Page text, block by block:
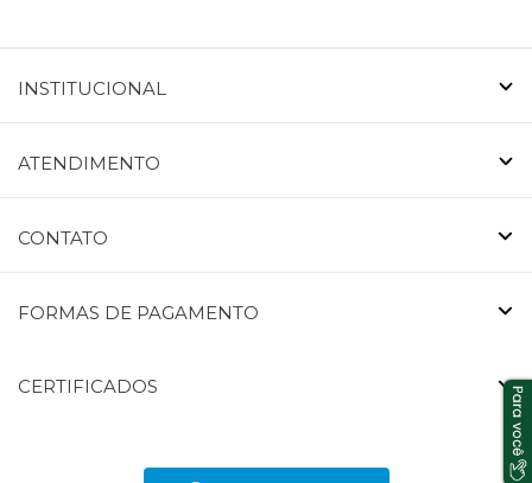
INSTITUCIONAL
ATENDIMENTO
CONTATO
FORMAS DE PAGAMENTO
CERTIFICADOS